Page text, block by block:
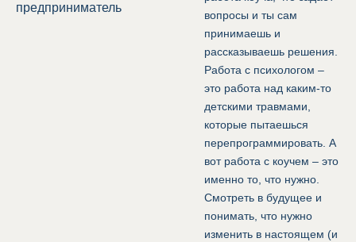
предприниматель
вопросы и ты сам
принимаешь и
рассказываешь решения.
Работа с психологом –
это работа над каким-то
детскими травмами,
которые пытаешься
перепрограммировать. А
вот работа с коучем – это
именно то, что нужно.
Смотреть в будущее и
понимать, что нужно
изменить в настоящем (и